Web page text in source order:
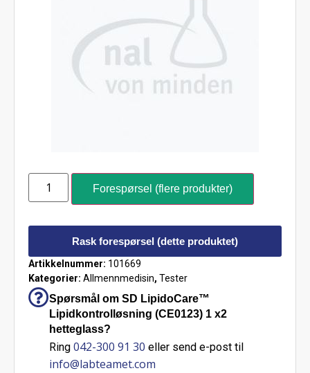
Forespørsel (flere produkter)
Rask forespørsel (dette produktet)
Artikkelnummer: 101669
Kategorier: Allmennmedisin, Tester
Spørsmål om SD LipidoCare™
Lipidkontrolløsning (CE0123) 1 x2
hetteglass?
Ring 042-300 91 30 eller send e-post til
info@labteamet.com